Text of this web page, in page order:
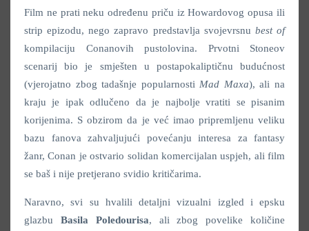
Film ne prati neku određenu priču iz Howardovog opusa ili
strip epizodu, nego zapravo predstavlja svojevrsnu best of
kompilaciju Conanovih pustolovina. Prvotni Stoneov
scenarij bio je smješten u postapokaliptičnu budućnost
(vjerojatno zbog tadašnje popularnostiMad Maxa), ali na
kraju je ipak odlučeno da je najbolje vratiti se pisanim
korijenima. S obzirom da je već imao pripremljenu veliku
bazu fanova zahvaljujući povećanju interesa za fantasy
žanr, Conan je ostvario solidan komercijalan uspjeh, ali film
se baš i nije pretjerano svidio kritičarima.
Naravno, svi su hvalili detaljni vizualni izgled i epsku
glazbu Basila Poledourisa, ali zbog povelike količine